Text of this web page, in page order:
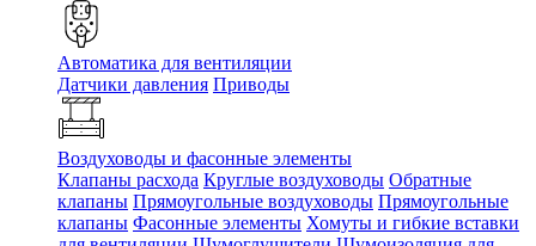
Автоматика для вентиляции
Датчики давления Приводы
Воздуховоды и фасонные элементы
Клапаны расхода Круглые воздуховоды Обратные
клапаны Прямоугольные воздуховоды Прямоугольные
клапаны Фасонные элементы Хомуты и гибкие вставки